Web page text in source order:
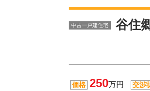
在
中古一戸建住宅 谷住
価格 250万円 交渉